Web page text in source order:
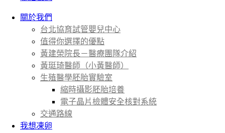
關於我們
台北協育試管嬰兒中心
值得你選擇的優點
黃建榮院長－醫療團隊介紹
黃珽琦醫師（小黃醫師）
生殖醫學胚胎實驗室
縮時攝影胚胎培養
電子晶片檢體安全核對系統
交通路線
我想凍卵